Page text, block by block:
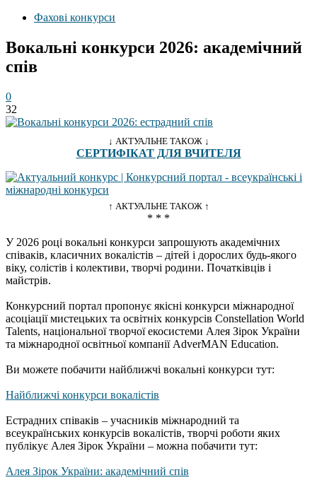
Фахові конкурси
Вокальні конкурси 2026: академічний
спів
0
32
↓ АКТУАЛЬНЕ ТАКОЖ ↓
СЕРТИФІКАТ ДЛЯ ВЧИТЕЛЯ
↑ АКТУАЛЬНЕ ТАКОЖ ↑
* * *
У 2026 році вокальні конкурси запрошують академічних
співаків, класичних вокалістів – дітей і дорослих будь-якого
віку, солістів і колективи, творчі родини. Початківців і
майстрів.
Конкурсний портал пропонує якісні конкурси міжнародної
асоціації мистецьких та освітніх конкурсів Constellation World
Talents, національної творчої екосистеми Алея Зірок України
та міжнародної освітньої компанії AdverMAN Education.
Ви можете побачити найближчі вокальні конкурси тут:
Найближчі конкурси вокалістів
Естрадних співаків – учасників міжнародний та
всеукраїнських конкурсів вокалістів, творчі роботи яких
публікує Алея Зірок України – можна побачити тут:
Алея Зірок України: академічний спів